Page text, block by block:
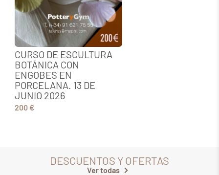
CURSO DE ESCULTURA
BOTÁNICA CON
ENGOBES EN
PORCELANA. 13 DE
JUNIO 2026
200 €
DESCUENTOS Y OFERTAS
Ver todas